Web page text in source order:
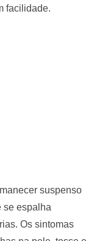
facilidade.
suspenso
se espalha
Os sintomas